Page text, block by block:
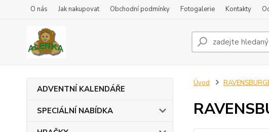
O nás Jak nakupovat Obchodní podmínky Fotogalerie Kontakty
ADVENTNÍ KALENDÁŘE
SPECIÁLNÍ NABÍDKA
Úvod